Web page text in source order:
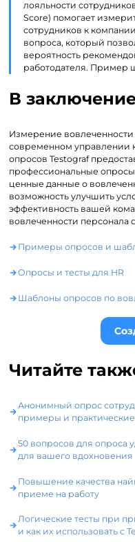
лояльности
Score) помогает
сотрудников к
вопроса, который
вероятность
работодателя. Пример
В
Измерение
современном управлении
опросов Testograf
профессиональные
ценные данные о
возможность улучшить
эффективность вашей
вовлеченности персонала
Примеры опросов и
Опросы и тесты для HR
Шаблоны опросов по
Читайте
Анонимный опрос
примеры и
50 вопросов для опроса
для вашего вдохновения
Повышение качества
приеме на работу
Логические тесты при
и как их использовать с